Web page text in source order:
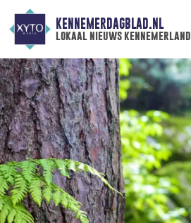
KENNEMERDAGBLAD.NL
lokaal nieuws kennemerland